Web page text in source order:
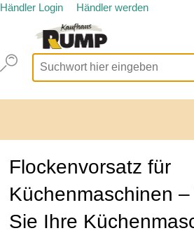
Händler Login Händler werden
Flockenvorsatz für
Küchenmaschinen
Sie Ihre